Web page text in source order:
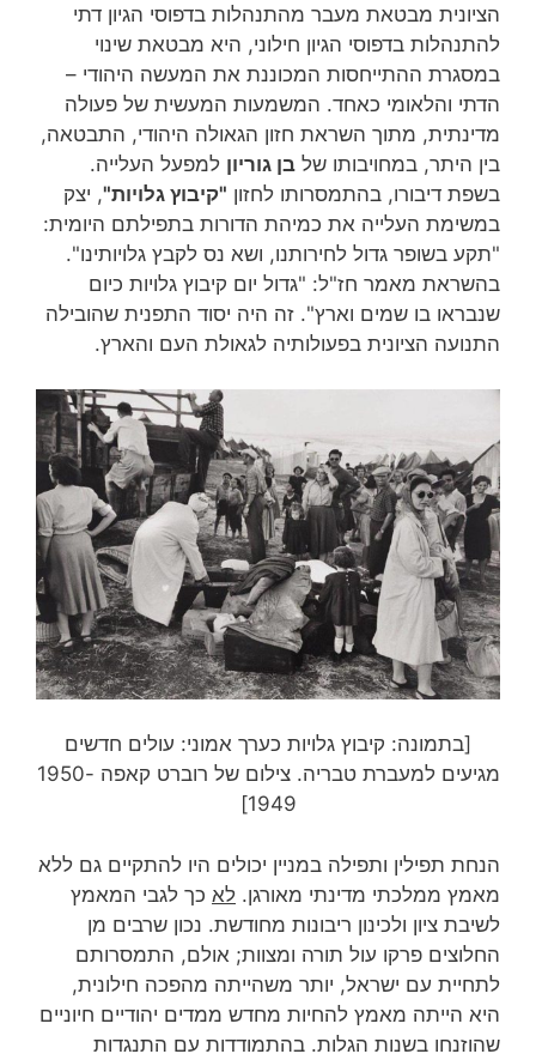
הציונית מבטאת מעבר מהתנהלות בדפוסי הגיון דתי
להתנהלות בדפוסי הגיון חילוני, היא מבטאת שינוי
במסגרת ההתייחסות המכוננת את המעשה היהודי –
הדתי והלאומי כאחד. המשמעות המעשית של פעולה
מדינתית, מתוך השראת חזון הגאולה היהודי, התבטאה,
בין היתר, במחויבותו של בן גוריון למפעל העלייה.
בשפת דיבורו, בהתמסרותו לחזון "קיבוץ גלויות", יצק
במשימת העלייה את כמיהת הדורות בתפילתם היומית:
"תקע בשופר גדול לחירותנו, ושא נס לקבץ גלויותינו".
בהשראת מאמר חז"ל: "גדול יום קיבוץ גלויות כיום
שנבראו בו שמים וארץ". זה היה יסוד התפנית שהובילה
התנועה הציונית בפעולותיה לגאולת העם והארץ.
[בתמונה: קיבוץ גלויות כערך אמוני: עולים חדשים
מגיעים למעברת טבריה. צילום של רוברט קאפה 1950-
1949]
הנחת תפילין ותפילה במניין יכולים היו להתקיים גם ללא
מאמץ ממלכתי מדינתי מאורגן. לא כך לגבי המאמץ
לשיבת ציון ולכינון ריבונות מחודשת. נכון שרבים מן
החלוצים פרקו עול תורה ומצוות; אולם, התמסרותם
לתחיית עם ישראל, יותר משהייתה מהפכה חילונית,
היא הייתה מאמץ להחיות מחדש ממדים יהודיים חיוניים
שהוזנחו בשנות הגלות. בהתמודדות עם התנגדות